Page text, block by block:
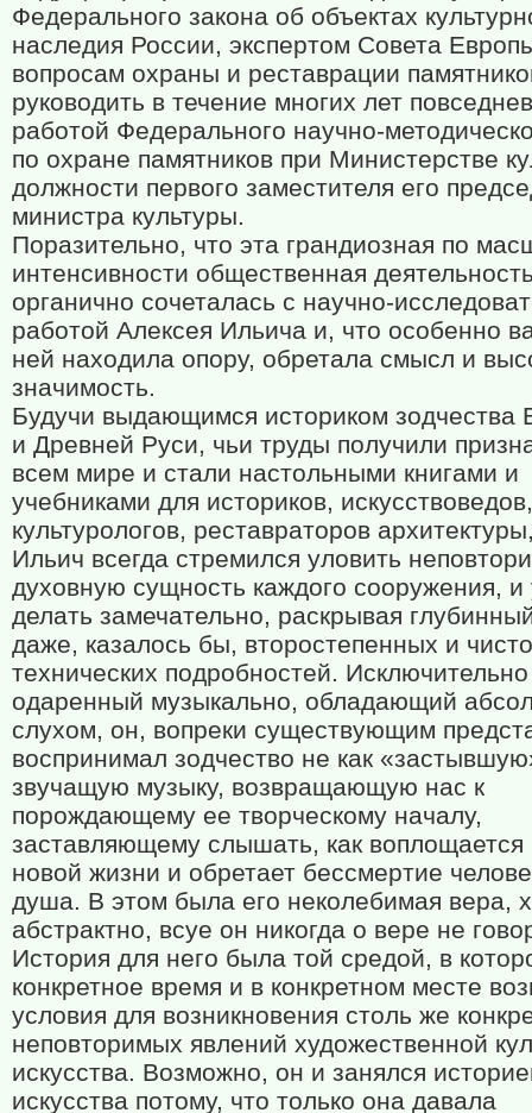
Федерального закона об объектах
наследия России, экспертом Совета
вопросам охраны и реставрации
руководить в течение многих лет
работой Федерального научно-
по охране памятников при Министерстве
должности первого заместителя его
министра культуры.
Поразительно, что эта грандиозная по
интенсивности общественная
органично сочеталась с научно-
работой Алексея Ильича и, что особенно
ней находила опору, обретала смысл и
значимость.
Будучи выдающимся историком зодчества
и Древней Руси, чьи труды получили
всем мире и стали настольными книгами и
учебниками для историков, искусствоведов,
культурологов, реставраторов
Ильич всегда стремился уловить
духовную сущность каждого сооружения, и
делать замечательно, раскрывая
даже, казалось бы, второстепенных и чисто
технических подробностей. Исключительно
одаренный музыкально, обладающий
слухом, он, вопреки существующим
воспринимал зодчество не как
звучащую музыку, возвращающую нас к
порождающему ее творческому началу,
заставляющему слышать, как воплощается
новой жизни и обретает бессмертие
душа. В этом была его неколебимая вера,
абстрактно, всуе он никогда о вере не
История для него была той средой, в
конкретное время и в конкретном месте
условия для возникновения столь же
неповторимых явлений художественной
искусства. Возможно, он и занялся
искусства потому, что только она давала